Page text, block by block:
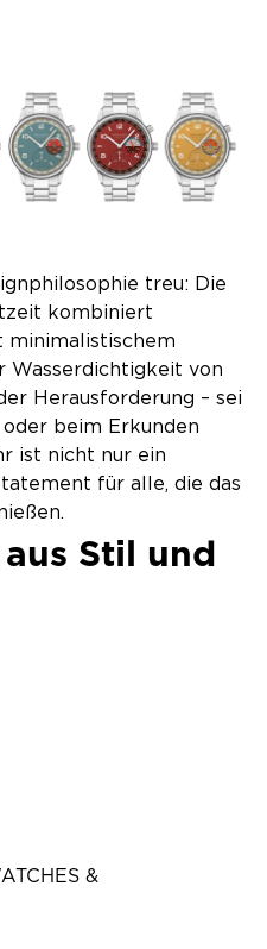
Stil und
treu: Die
kombiniert
Wasserdichtigkeit von
Herausforderung – sei
beim Erkunden
ist nicht nur ein
für alle, die das
&